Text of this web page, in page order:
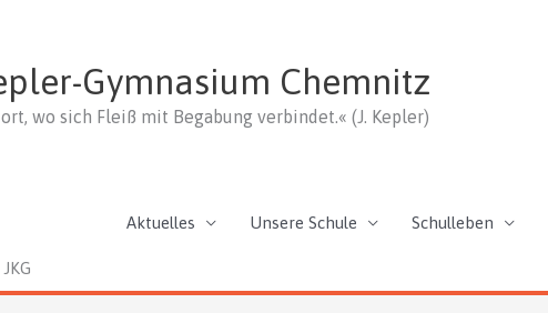
Gymnasium Chemnitz
wo sich Fleiß mit Begabung verbindet.« (J. Kepler)
Aktuelles Unsere Schule Schulleben